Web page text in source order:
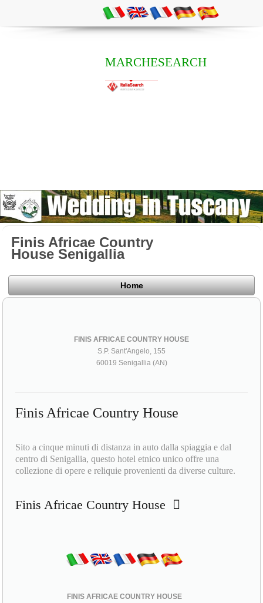
MARCHESEARCH
Finis Africae Country
House Senigallia
Home
FINIS AFRICAE COUNTRY HOUSE
S.P. Sant'Angelo, 155
60019 Senigallia (AN)
Finis Africae Country House
Sito a cinque minuti di distanza in auto dalla spiaggia e dal
centro di Senigallia, questo hotel etnico unico offre una
collezione di opere e reliquie provenienti da diverse culture.
Finis Africae Country House
FINIS AFRICAE COUNTRY HOUSE